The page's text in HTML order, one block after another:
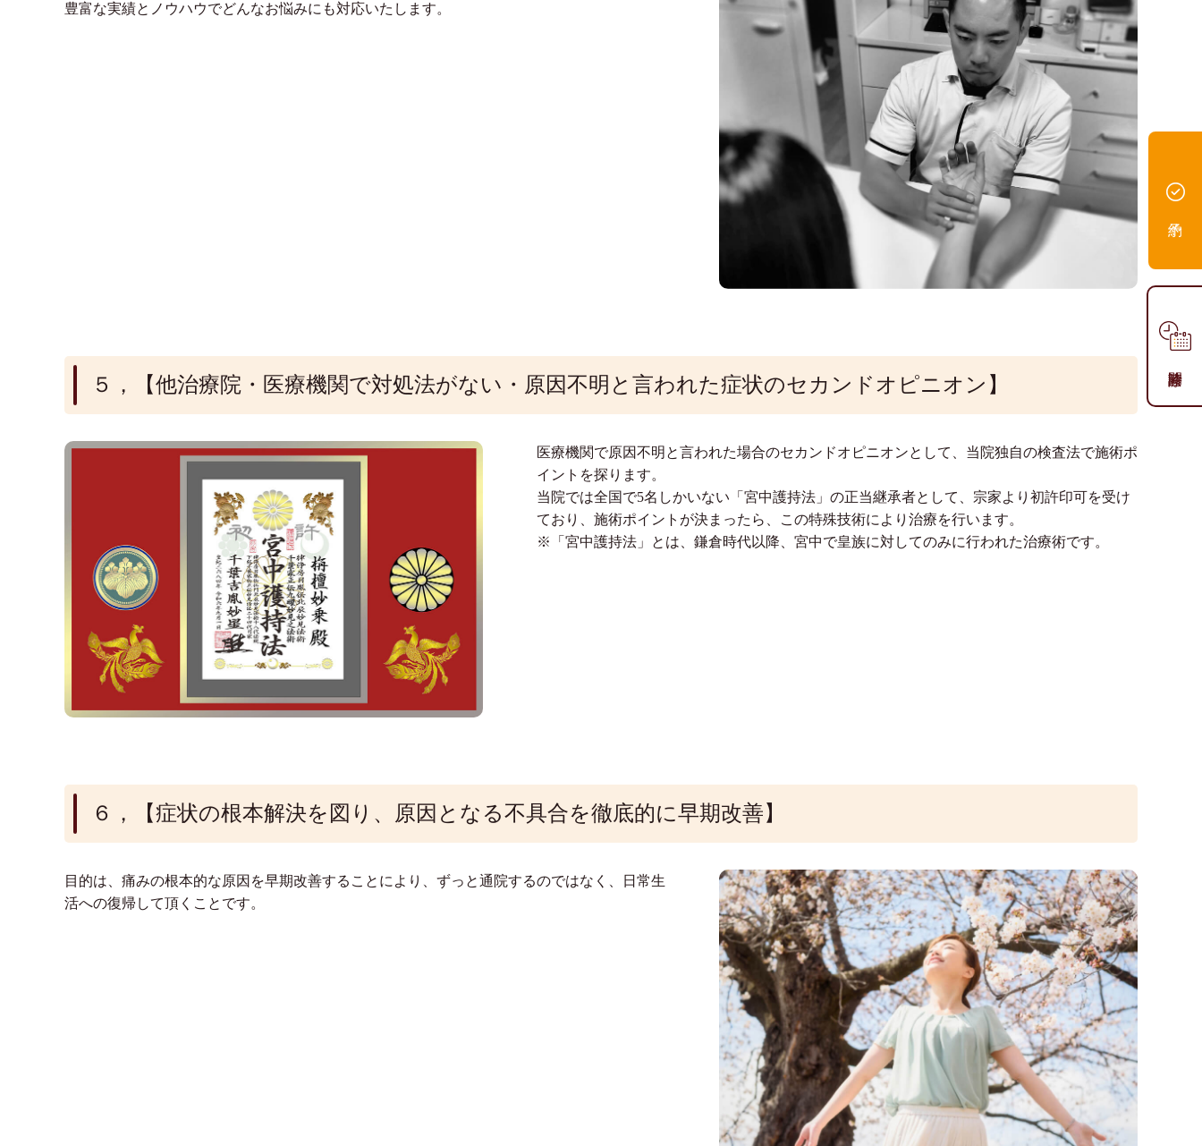
豊富な実績とノウハウでどんなお悩みにも対応いたします。
５，【他治療院・医療機関で対処法がない・原因不明と言われた症状のセカンドオピニオン】
医療機関で原因不明と言われた場合のセカンドオピニオンとして、当院独自の検査法で施術ポ
イントを探ります。
当院では全国で5名しかいない「宮中護持法」の正当継承者として、宗家より初許印可を受け
ており、施術ポイントが決まったら、この特殊技術により治療を行います。
※「宮中護持法」とは、鎌倉時代以降、宮中で皇族に対してのみに行われた治療術です。
６，【症状の根本解決を図り、原因となる不具合を徹底的に早期改善】
目的は、痛みの根本的な原因を早期改善することにより、ずっと通院するのではなく、日常生
活への復帰して頂くことです。